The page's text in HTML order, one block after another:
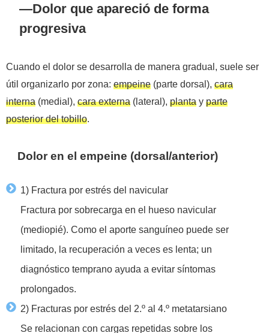
—Dolor que apareció de forma
progresiva
Cuando el dolor se desarrolla de manera gradual, suele ser
útil organizarlo por zona: empeine (parte dorsal), cara
interna (medial), cara externa (lateral), planta y parte
posterior del tobillo.
Dolor en el empeine (dorsal/anterior)
1) Fractura por estrés del navicular
Fractura por sobrecarga en el hueso navicular
(mediopié). Como el aporte sanguíneo puede ser
limitado, la recuperación a veces es lenta; un
diagnóstico temprano ayuda a evitar síntomas
prolongados.
2) Fracturas por estrés del 2.º al 4.º metatarsiano
Se relacionan con cargas repetidas sobre los